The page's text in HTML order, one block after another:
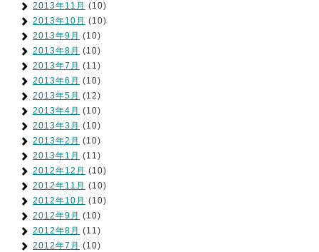
2013年11月 (10)
2013年10月 (10)
2013年9月 (10)
2013年8月 (10)
2013年7月 (11)
2013年6月 (10)
2013年5月 (12)
2013年4月 (10)
2013年3月 (10)
2013年2月 (10)
2013年1月 (11)
2012年12月 (10)
2012年11月 (10)
2012年10月 (10)
2012年9月 (10)
2012年8月 (11)
2012年7月 (10)